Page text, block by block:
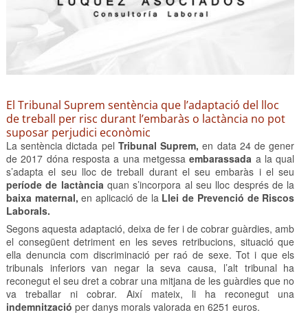
El Tribunal Suprem sentència que l’adaptació del lloc
de treball per risc durant l’embaràs o lactància no pot
suposar perjudici econòmic
La sentència dictada pel Tribunal Suprem, en data 24 de gener
de 2017 dóna resposta a una metgessaembarassada a la qual
s’adapta el seu lloc de treball durant el seu embaràs i el seu
període de lactànciaquan s’incorpora al seu lloc després de la
baixa maternal, en aplicació de la Llei de Prevenció de Riscos
Laborals.
Segons aquesta adaptació, deixa de fer i de cobrar guàrdies, amb
el consegüent detriment en les seves retribucions, situació que
ella denuncia com discriminació per raó de sexe. Tot i que els
tribunals inferiors van negar la seva causa, l’alt tribunal ha
reconegut el seu dret a cobrar una mitjana de les guàrdies que no
va treballar ni cobrar. Així mateix, li ha reconegut una
indemnització per danys morals valorada en 6251 euros.